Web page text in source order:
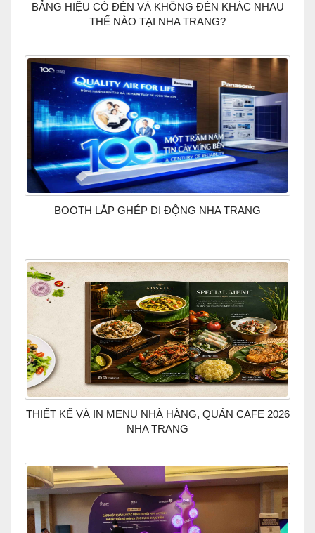
BẢNG HIỆU CÓ ĐÈN VÀ KHÔNG ĐÈN KHÁC NHAU
THẾ NÀO TẠI NHA TRANG?
BOOTH LẮP GHÉP DI ĐỘNG NHA TRANG
THIẾT KẾ VÀ IN MENU NHÀ HÀNG, QUÁN CAFE 2026
NHA TRANG